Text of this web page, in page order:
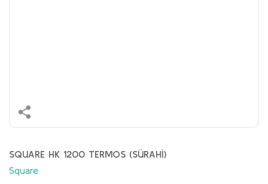
SQUARE HK 1200 TERMOS (SÜRAHİ)
Square